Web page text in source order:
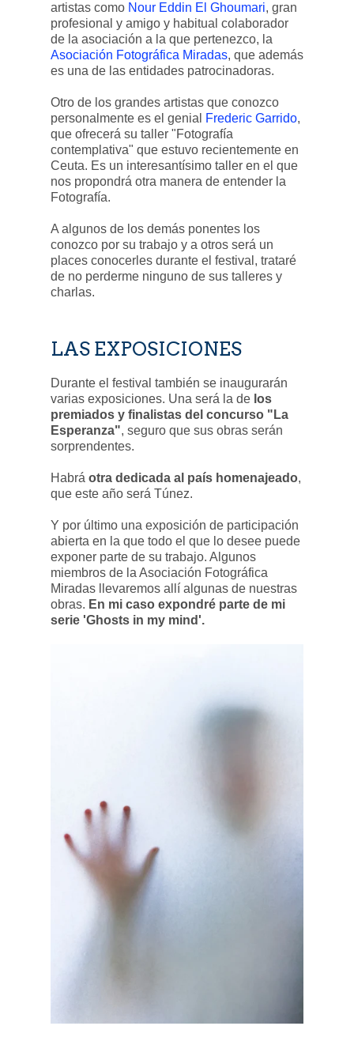
artistas como Nour Eddin El Ghoumari, gran
profesional y amigo y habitual colaborador
de la asociación a la que pertenezco, la
Asociación Fotográfica Miradas, que además
es una de las entidades patrocinadoras.
Otro de los grandes artistas que conozco
personalmente es el genial
Frederic Garrido,
que ofrecerá su taller "Fotografía
contemplativa" que estuvo recientemente en
Ceuta. Es un interesantísimo taller en el que
nos propondrá otra manera de entender la
Fotografía.
A algunos de los demás ponentes los
conozco por su trabajo y a otros será un
places conocerles durante el festival, trataré
de no perderme ninguno de sus talleres y
charlas.
LAS EXPOSICIONES
Durante el festival también se inaugurarán
varias exposiciones. Una será la de los
premiados y finalistas del concurso "La
Esperanza", seguro que sus obras serán
sorprendentes.
Habrá otra dedicada al país homenajeado,
que este año será Túnez.
Y por último una exposición de participación
abierta en la que todo el que lo desee puede
exponer parte de su trabajo. Algunos
miembros de la Asociación Fotográfica
Miradas llevaremos allí algunas de nuestras
obras. En mi caso expondré parte de mi
serie 'Ghosts in my mind'.